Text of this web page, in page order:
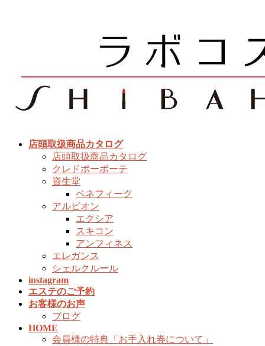
店頭取扱商品カタログ
店頭取扱商品カタログ
クレドポーボーテ
資生堂
ベネフィーク
アルビオン
エクシア
スキコン
アンフィネス
エレガンス
シェルクルール
instagram
エステのご予約
お客様のお声
ブログ
HOME
会員様の特典「お手入れ券について」